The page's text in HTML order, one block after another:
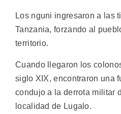
Los nguni ingresaron a las
Tanzania, forzando al
territorio.
Cuando llegaron los
siglo XIX, encontraron una
condujo a la derrota militar
localidad de Lugalo.